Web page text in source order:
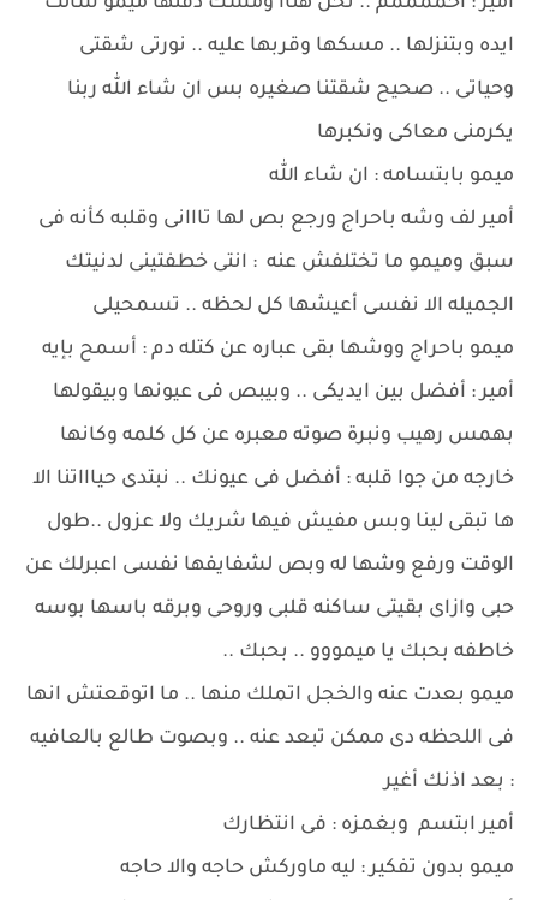
ايده وبتنزلها .. مسكها وقربها عليه .. نورتى شقتى
وحياتى .. صحيح شقتنا صغيره بس ان شاء الله ربنا
يكرمنى معاكى ونكبرها
ميمو بابتسامه : ان شاء الله
أمير لف وشه باحراج ورجع بص لها تااانى وقلبه كأنه فى
سبق وميمو ما تختلفش عنه : انتى خطفتينى لدنيتك
الجميله الا نفسى أعيشها كل لحظه .. تسمحيلى
ميمو باحراج ووشها بقى عباره عن كتله دم : أسمح بإيه
أمير : أفضل بين ايديكى .. وبيبص فى عيونها وبيقولها
بهمس رهيب ونبرة صوته معبره عن كل كلمه وكانها
خارجه من جوا قلبه : أفضل فى عيونك .. نبتدى حياااتنا الا
ها تبقى لينا وبس مفيش فيها شريك ولا عزول ..طول
الوقت ورفع وشها له وبص لشفايفها نفسى اعبرلك عن
حبى وازاى بقيتى ساكنه قلبى وروحى وبرقه باسها بوسه
خاطفه بحبك يا ميمووو .. بحبك ..
ميمو بعدت عنه والخجل اتملك منها .. ما اتوقعتش انها
فى اللحظه دى ممكن تبعد عنه .. وبصوت طالع بالعافيه
: بعد اذنك أغير
أمير ابتسم وبغمزه : فى انتظارك
ميمو بدون تفكير : ليه ماوركش حاجه والا حاجه